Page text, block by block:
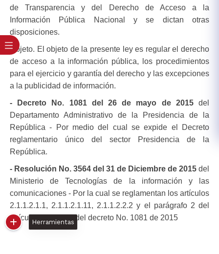
de Transparencia y del Derecho de Acceso a la
Información Pública Nacional y se dictan otras
disposiciones.
Objeto. El objeto de la presente ley es regular el derecho
de acceso a la información pública, los procedimientos
para el ejercicio y garantía del derecho y las excepciones
a la publicidad de información.
- Decreto No. 1081 del 26 de mayo de 2015del
Departamento Administrativo de la Presidencia de la
República - Por medio del cual se expide el De​creto
reglamentario único del sector Presidencia de la
República.
- Resolución No. 3564 del 31 de Diciembre de 2015 del
Ministerio de Tecnologías de la información y las
comunicaciones - Por la cual se reglamentan los artículos
2.1.1.2.1.1, 2.1.1.2.1.11, 2.1.1.2.2.2 y el parágrafo 2 del
artículo 2.1.1.3.1.1 del decreto No. 1081 de 2015​​​​​
Herramientas